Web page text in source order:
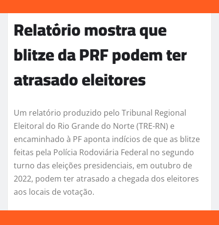
Relatório mostra que
blitze da PRF podem ter
atrasado eleitores
Um relatório produzido pelo Tribunal Regional
Eleitoral do Rio Grande do Norte (TRE-RN) e
encaminhado à PF aponta indícios de que as blitze
feitas pela Polícia Rodoviária Federal no segundo
turno das eleições presidenciais, em outubro de
2022, podem ter atrasado a chegada dos eleitores
aos locais de votação.